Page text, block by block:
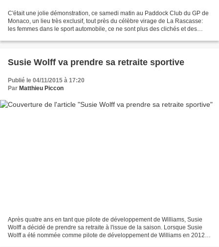
C'était une jolie démonstration, ce samedi matin au Paddock Club du GP de
Monaco, un lieu très exclusif, tout près du célèbre virage de La Rascasse:
les femmes dans le sport automobile, ce ne sont plus des clichés et des
Susie Wolff va prendre sa retraite sportive
Publié le 04/11/2015 à 17:20
Par Matthieu Piccon
Après quatre ans en tant que pilote de développement de Williams, Susie
Wolff a décidé de prendre sa retraite à l'issue de la saison. Lorsque Susie
Wolff a été nommée comme pilote de développement de Williams en 2012,